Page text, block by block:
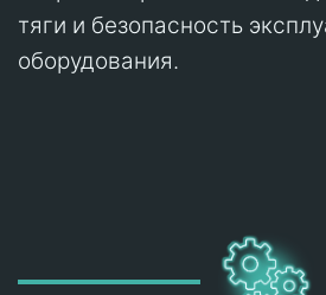
тяги и безопасность
оборудования.